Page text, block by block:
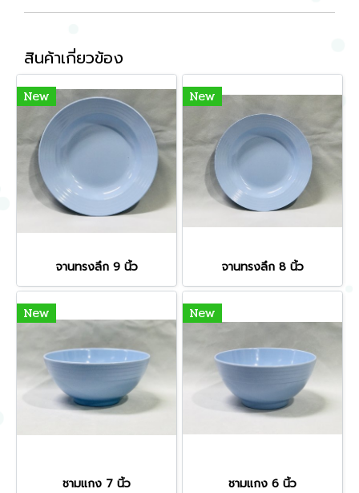
สินค้าเกี่ยวข้อง
New
จานทรงลึก 9 นิ้ว
New
จานทรงลึก 8 นิ้ว
New
ชามแกง 7 นิ้ว
New
ชามแกง 6 นิ้ว